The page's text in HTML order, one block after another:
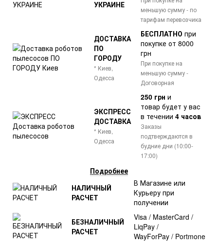
УКРАИНЕ
меньшую сумму - по
тарифам перевозчика
ДОСТАВКА
ПО
ГОРОДУ
* Киев,
Одесса
БЕСПЛАТНО при
покупке от 8000
грн
При покупке на
меньшую сумму -
Договорная
ЭКСПРЕСС
ДОСТАВКА
* Киев,
Одесса
250 грн и
товар будет у вас
в течении 4 часов
Заказы
подтверждаются в
будние дни (10:00-
17:00)
Подробнее
НАЛИЧНЫЙ
РАСЧЕТ
В Магазине или
Курьеру при
получении
БЕЗНАЛИЧНЫЙ
РАСЧЕТ
Visa / MasterCard /
LiqPay /
WayForPay / Portmone